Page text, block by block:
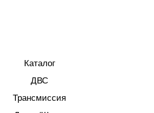
Каталог
ДВС
Трансмиссия